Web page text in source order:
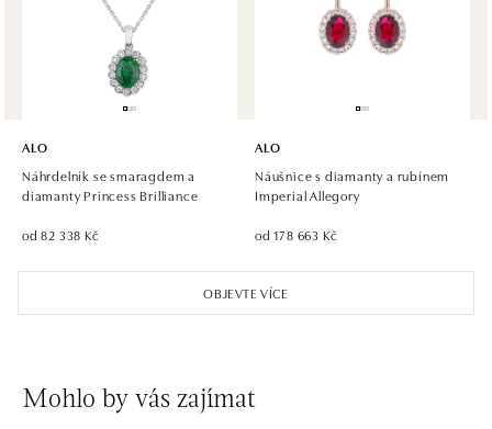
Roztylská 2321/19, 148 00 Praha 4 - Chodov
tel.: +420 773 585 559, +420 730 802 800
zítra otevřeno od 09:00
ALO diamonds Hilton, Košice
zítra otevřeno od 09:00
Einsteinova 18, 851 01 Bratislava
ALO diamonds OC Avion, Bratislava
Ivanská cesta 16, 821 04 Bratislava
OBJEVTE VÍCE
ALO
Náhrdelník se smaragdem a
diamanty Princess Brilliance
od 82 338 Kč
ALO
Náušnice s diamanty a rubínem
Imperial Allegory
od 178 663 Kč
Mohlo by vás zajímat